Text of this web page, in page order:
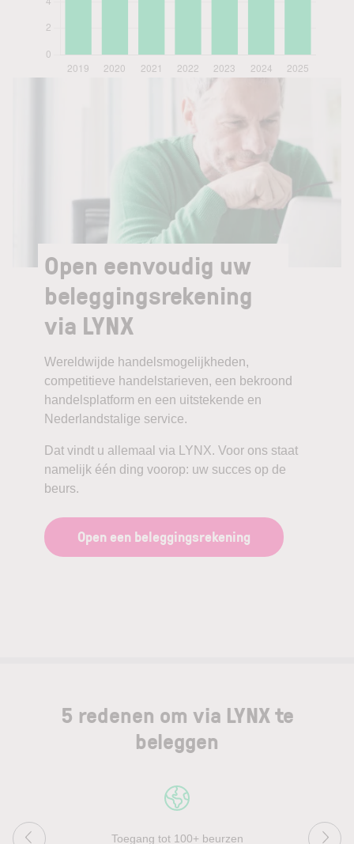
Open eenvoudig uw
beleggingsrekening
via LYNX
Wereldwijde handelsmogelijkheden,
competitieve handelstarieven, een bekroond
handelsplatform en een uitstekende en
Nederlandstalige service.
Dat vindt u allemaal via LYNX. Voor ons staat
namelijk één ding voorop: uw succes op de
beurs.
Open een beleggingsrekening
5 redenen om via LYNX te
beleggen
Toegang tot 100+ beurzen